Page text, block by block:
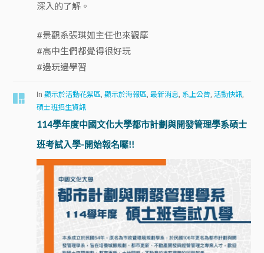
深入的了解。
#景觀系張琪如主任也來觀摩
#高中生們都覺得很好玩
#邊玩邊學習
In顯示於活動花絮區,顯示於海報區,最新消息, 系上公告,活動快訊,
碩士班招生資訊
114學年度中國文化大學都市計劃與開發管理學系碩士
班考試入學-開始報名囉!!